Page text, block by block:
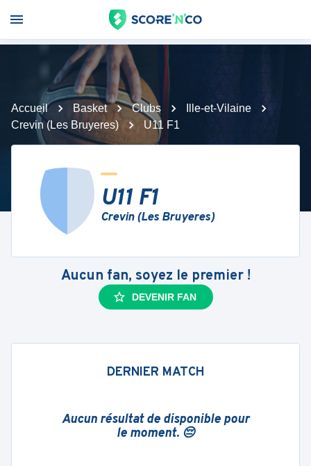
Accueil Basket Clubs
Ille-et-Vilaine
Crevin (Les Bruyeres)
U11 F1
U11 F1
Crevin (Les Bruyeres)
Aucun fan, soyez le premier !
DEVENIR FAN
DERNIER MATCH
Aucun résultat de disponible pour
le moment. 😔